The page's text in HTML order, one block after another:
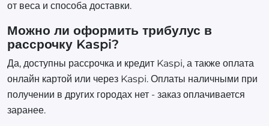
от веса и способа доставки.
Можно ли оформить трибулус в
рассрочку Kaspi?
Да, доступны рассрочка и кредит Kaspi, а также оплата
онлайн картой или через Kaspi. Оплаты наличными при
получении в других городах нет - заказ оплачивается
заранее.